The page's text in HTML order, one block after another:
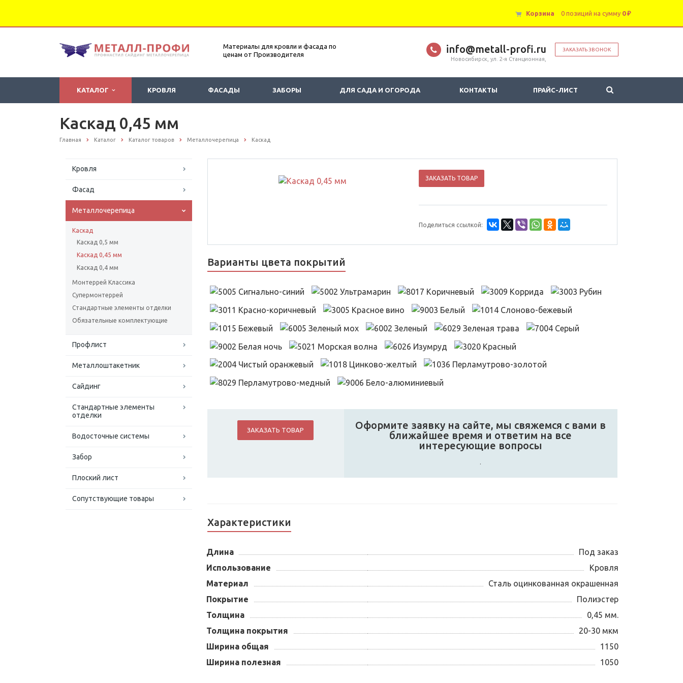
Корзина 0 позиций на сумму 0 ₽
Материалы для кровли и фасада по
ценам от Производителя
ЗАКАЗАТЬ ЗВОНОК
info@metall-profi.ru
Новосибирск, ул. 2-я Станционная,
КАТАЛОГ КРОВЛЯ ФАСАДЫ ЗАБОРЫ ДЛЯ САДА И ОГОРОДА КОНТАКТЫ ПРАЙС-ЛИСТ
Каскад 0,45 мм
Главная Каталог Каталог товаров Металлочерепица Каскад
Кровля
Фасад
Металлочерепица
Каскад
Каскад 0,5 мм
Каскад 0,45 мм
Каскад 0,4 мм
Монтеррей Классика
Супермонтеррей
Стандартные элементы отделки
Обязательные комплектующие
Профлист
Металлоштакетник
Сайдинг
Стандартные элементы
отделки
Водосточные системы
Забор
Плоский лист
Сопутствующие товары
ЗАКАЗАТЬ ТОВАР
Поделиться ссылкой:
Варианты цвета покрытий
ЗАКАЗАТЬ ТОВАР
Оформите заявку на сайте, мы свяжемся с вами в
ближайшее время и ответим на все
интересующие вопросы
.
Характеристики
Длина
Под заказ
Использование
Кровля
Материал
Сталь оцинкованная окрашенная
Покрытие
Полиэстер
Толщина
0,45 мм.
Толщина покрытия
20-30 мкм
Ширина общая
1150
Ширина полезная
1050